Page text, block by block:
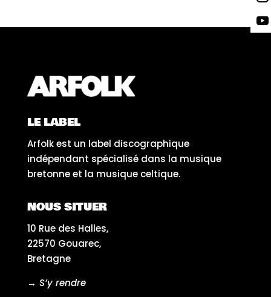
LE LABEL
Arfolk est un label discographique
indépendant spécialisé dans la musique
bretonne et la musique celtique.
NOUS SITUER
10 Rue des Halles,
22570 Gouarec,
Bretagne
→ S’y rendre